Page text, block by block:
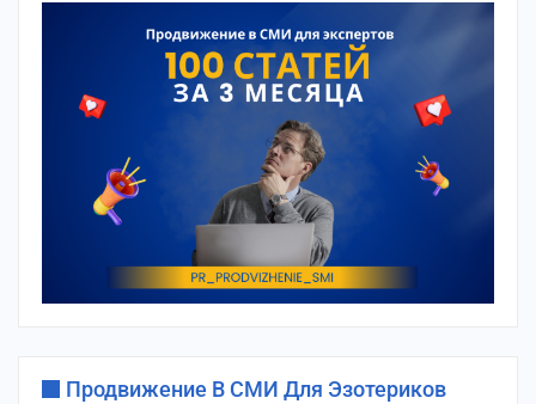
Продвижение В СМИ Для Эзотериков